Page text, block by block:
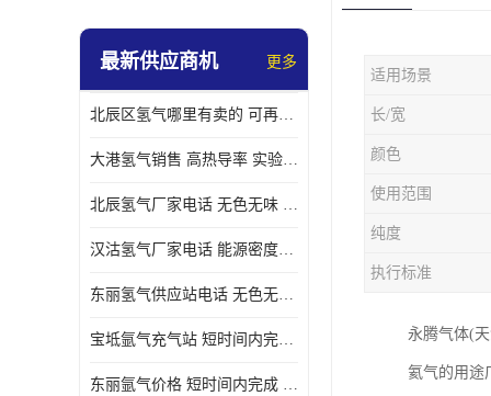
乙炔
最新供应商机 更多
北辰区氢气哪里有卖的 可再生 实验室应用
大港氢气销售 高热导率 实验室应用
北辰氢气厂家电话 无色无味 凝点为-259
汉沽氢气厂家电话 能源密度高 储存和传输便利
东丽氢气供应站电话 无色无味 储存和传输便利
宝坻氩气充气站 短时间内完成 人员经过培训
东丽氩气价格 短时间内完成 物流管理优良
适用场景
长/宽
颜色
使用范围
纯度
执行标准
永腾气体(
氦气的用途